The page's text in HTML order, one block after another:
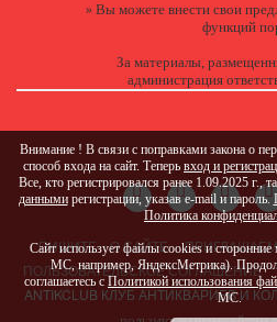
» Вы можете внести свои
функций
За материалы,
администрация
ПИШИТЕ О САЙТЕ
ПОЛЬЗОВАТЕЛЬСКОЕ СОГЛАШЕНИЕ
ANTIKCLUB КЛУБ АНТИКВАРИЕВ И
Внимание ! В связи с поправками закона о
способ входа на сайт. Теперь вход и
Все, кто регистрировался ранее 1.09.2025 г.,
даннымирегистрации, указав e-mail и пароль.
Политика
Сайт использует файлы cookies и сторонние
МС, например, ЯндексМетрика).
соглашаетесь с Политикой использования
МС.